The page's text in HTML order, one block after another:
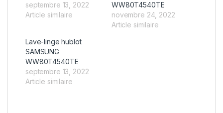
septembre 13, 2022
Article similaire
WW80T4540TE
novembre 24, 2022
Article similaire
Lave-linge hublot
SAMSUNG
WW80T4540TE
septembre 13, 2022
Article similaire